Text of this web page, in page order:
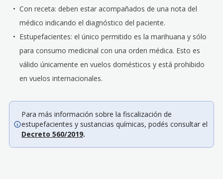
Con receta: deben estar acompañados de una nota del
médico indicando el diagnóstico del paciente.
Estupefacientes: el único permitido es la marihuana y sólo
para consumo medicinal con una orden médica. Esto es
válido únicamente en vuelos domésticos y está prohibido
en vuelos internacionales.
Para más información sobre la fiscalización de
estupefacientes y sustancias químicas, podés consultar el
Decreto 560/2019.